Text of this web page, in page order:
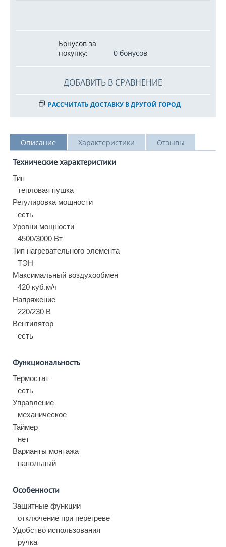
Бонусов за
покупку:
0 бонусов
ДОБАВИТЬ В СРАВНЕНИЕ
РАССЧИТАТЬ ДОСТАВКУ В ДРУГОЙ ГОРОД
Описание Характеристики Отзывы
Технические характеристики
Тип
тепловая пушка
Регулировка мощности
есть
Уровни мощности
4500/3000 Вт
Тип нагревательного элемента
ТЭН
Максимальный воздухообмен
420 куб.м/ч
Напряжение
220/230 В
Вентилятор
есть
Функциональность
Термостат
есть
Управление
механическое
Таймер
нет
Варианты монтажа
напольный
Особенности
Защитные функции
отключение при перегреве
Удобство использования
ручка